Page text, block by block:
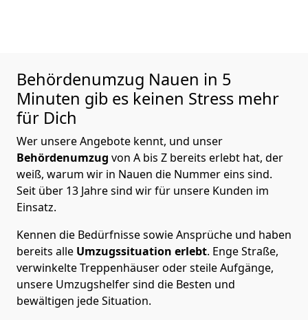
Behördenumzug Nauen in 5
Minuten gib es keinen Stress mehr
für Dich
Wer unsere Angebote kennt, und unser
Behördenumzug von A bis Z bereits erlebt hat, der
weiß, warum wir in Nauen die Nummer eins sind.
Seit über 13 Jahre sind wir für unsere Kunden im
Einsatz.
Kennen die Bedürfnisse sowie Ansprüche und haben
bereits alle Umzugssituation erlebt. Enge Straße,
verwinkelte Treppenhäuser oder steile Aufgänge,
unsere Umzugshelfer sind die Besten und
bewältigen jede Situation.